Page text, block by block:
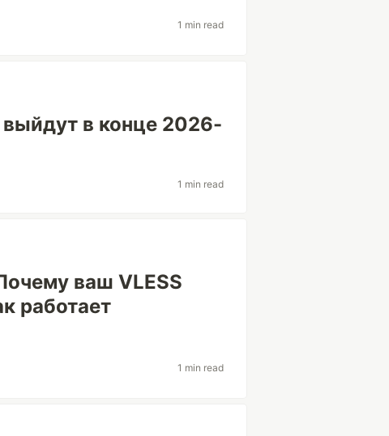
1 min read
в конце 2026-
1 min read
ваш VLESS
работает
1 min read